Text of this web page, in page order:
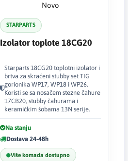
Novo
STARPARTS
Izolator toplote 18CG20
Starparts 18CG20 toplotni izolator i
brtva za skraćeni stubby set TIG
gorionika WP17, WP18 i WP26.
Koristi se sa nosačem stezne čahure
17CB20, stubby čahurama i
keramičkim šobama 13N serije.
Na stanju
Dostava 24-48h
Više komada dostupno